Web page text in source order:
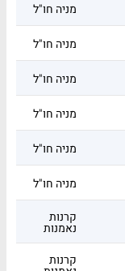
מניה חו"ל
מניה חו"ל
מניה חו"ל
מניה חו"ל
מניה חו"ל
מניה חו"ל
קרנות
נאמנות
קרנות